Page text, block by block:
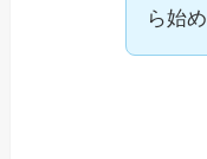
ら始